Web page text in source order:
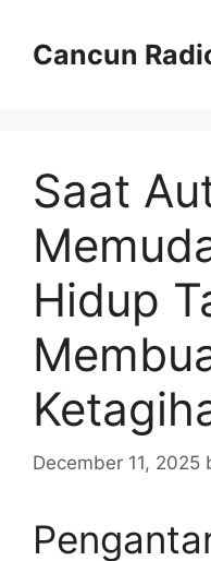
contentCancun
Saat
Hidup
December 11, 2025